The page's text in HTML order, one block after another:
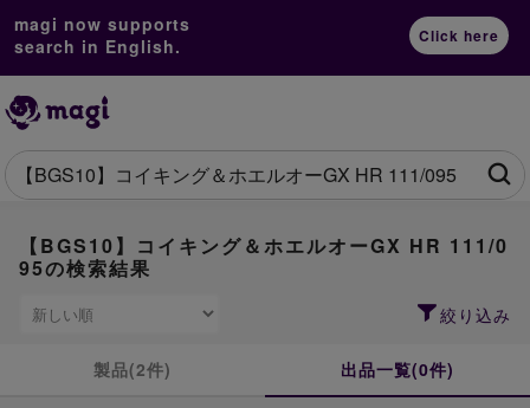
magi now supports
search in English.
Click here
【BGS10】コイキング＆ホエルオーGX HR 111/0
95の検索結果
絞り込み
製品(2件) 出品一覧(0件)